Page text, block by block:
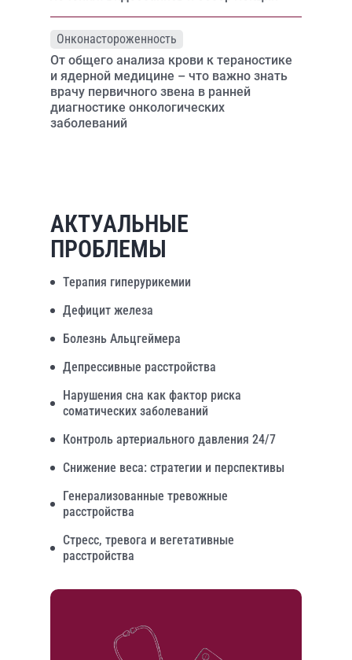
Онконастороженность
От общего анализа крови к тераностике
и ядерной медицине – что важно знать
врачу первичного звена в ранней
диагностике онкологических
заболеваний
АКТУАЛЬНЫЕ
ПРОБЛЕМЫ
Терапия гиперурикемии
Дефицит железа
Болезнь Альцгеймера
Депрессивные расстройства
Нарушения сна как фактор риска
соматических заболеваний
Контроль артериального давления 24/7
Снижение веса: стратегии и перспективы
Генерализованные тревожные
расстройства
Стресс, тревога и вегетативные
расстройства